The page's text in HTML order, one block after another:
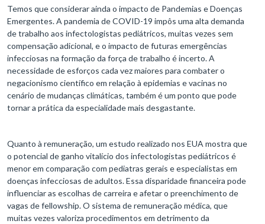
Temos que considerar ainda o impacto de Pandemias e Doenças
Emergentes. A pandemia de COVID-19 impôs uma alta demanda
de trabalho aos infectologistas pediátricos, muitas vezes sem
compensação adicional, e o impacto de futuras emergências
infecciosas na formação da força de trabalho é incerto. A
necessidade de esforços cada vez maiores para combater o
negacionismo científico em relação à epidemias e vacinas no
cenário de mudanças climáticas, também é um ponto que pode
tornar a prática da especialidade mais desgastante.
Quanto à remuneração, um estudo realizado nos EUA mostra que
o potencial de ganho vitalício dos infectologistas pediátricos é
menor em comparação com pediatras gerais e especialistas em
doenças infecciosas de adultos. Essa disparidade financeira pode
influenciar as escolhas de carreira e afetar o preenchimento de
vagas de fellowship. O sistema de remuneração médica, que
muitas vezes valoriza procedimentos em detrimento da